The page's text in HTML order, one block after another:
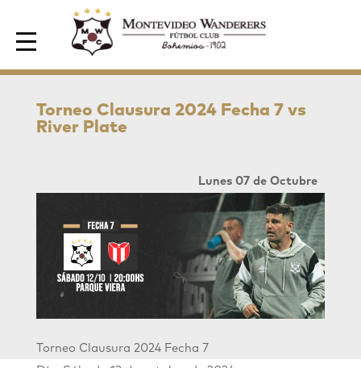
Area de Socios
Torneo Clausura 2024 Fecha 7 vs
River Plate
Lunes 07 de Octubre
Torneo Clausura 2024 Fecha 7